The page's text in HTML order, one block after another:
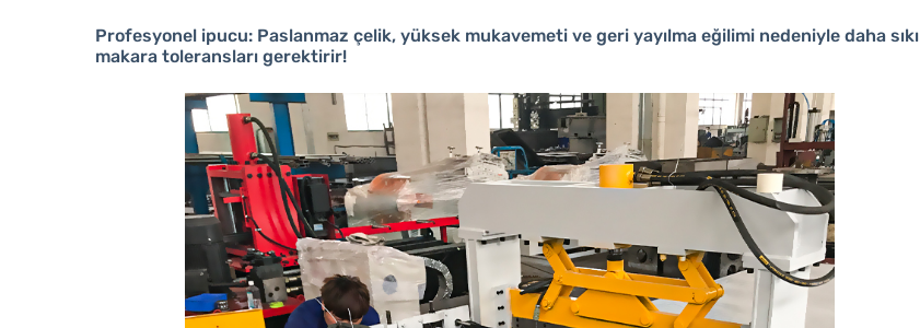
Profesyonel ipucu: Paslanmaz çelik, yüksek mukavemeti ve geri yayılma eğilimi nedeniyle daha sıkı
makara toleransları gerektirir!